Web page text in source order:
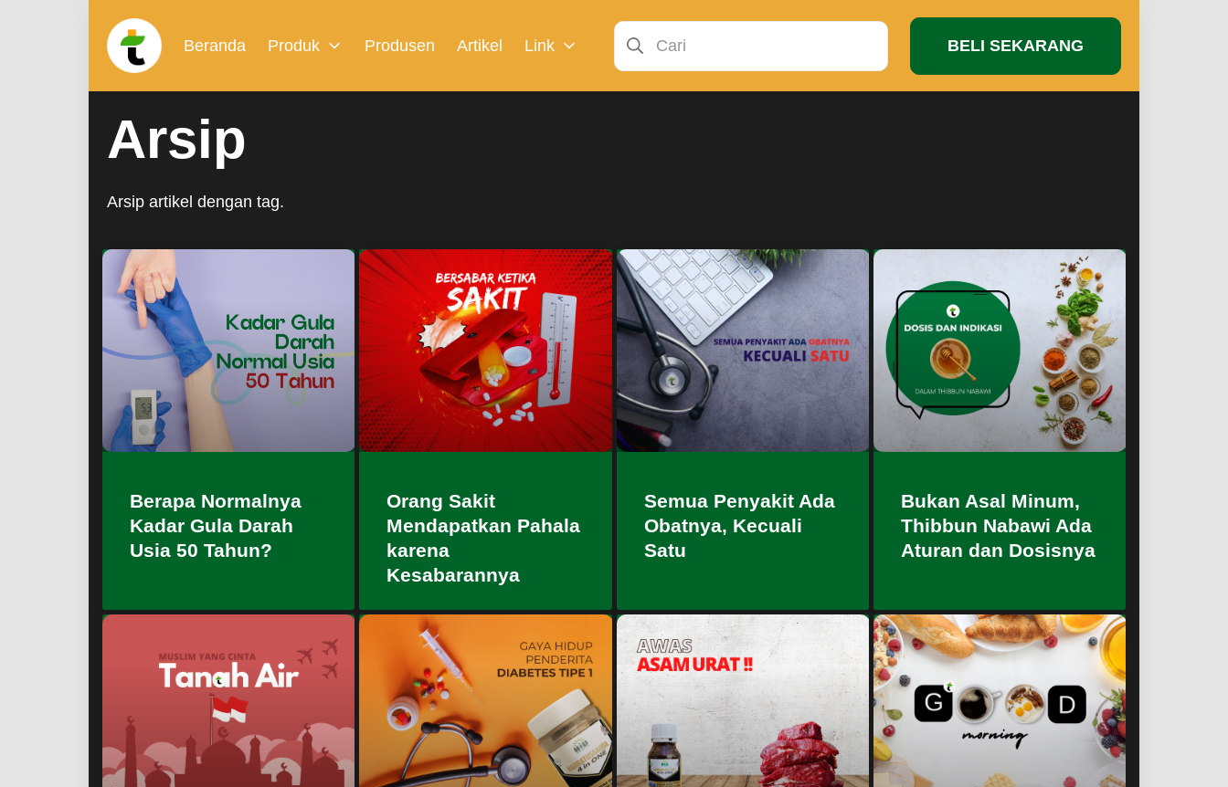
Beranda Produk Produsen Artikel Link BELI SEKARANG
Arsip
Arsip artikel dengan tag.
Berapa Normalnya
Kadar Gula Darah
Usia 50 Tahun?
Orang Sakit
Mendapatkan Pahala
karena
Kesabarannya
Semua Penyakit Ada
Obatnya, Kecuali
Satu
Bukan Asal Minum,
Thibbun Nabawi Ada
Aturan dan Dosisnya